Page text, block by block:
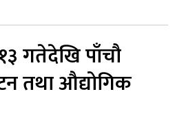
गतेदेखि पाँचौ
तथा औद्योगिक